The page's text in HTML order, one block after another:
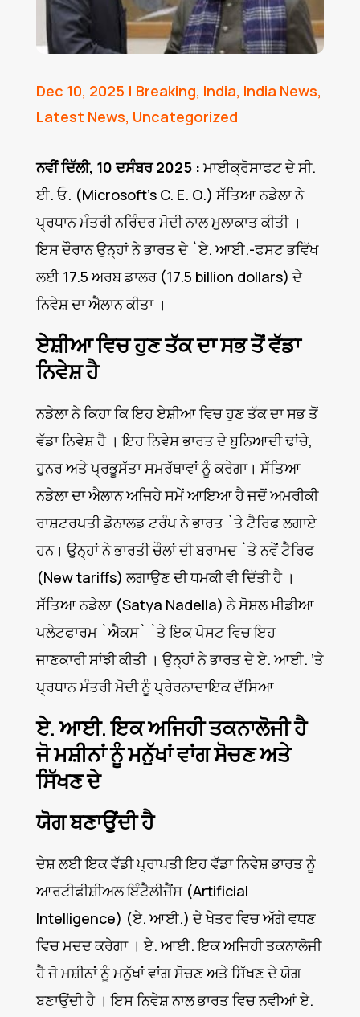
Dec 10, 2025 | Breaking, India, India News,
Latest News, Uncategorized
ਨਵੀਂ ਦਿੱਲੀ, 10 ਦਸੰਬਰ 2025 : ਮਾਈਕ੍ਰੋਸਾਫਟ ਦੇ ਸੀ.
ਈ. ਓ. (Microsoft’s C. E. O.) ਸੱਤਿਆ ਨਡੇਲਾ ਨੇ
ਪ੍ਰਧਾਨ ਮੰਤਰੀ ਨਰਿੰਦਰ ਮੋਦੀ ਨਾਲ ਮੁਲਾਕਾਤ ਕੀਤੀ ।
ਇਸ ਦੌਰਾਨ ਉਨ੍ਹਾਂ ਨੇ ਭਾਰਤ ਦੇ `ਏ. ਆਈ.-ਫਸਟ ਭਵਿੱਖ
ਲਈ 17.5 ਅਰਬ ਡਾਲਰ (17.5 billion dollars) ਦੇ
ਨਿਵੇਸ਼ ਦਾ ਐਲਾਨ ਕੀਤਾ ।
ਏਸ਼ੀਆ ਵਿਚ ਹੁਣ ਤੱਕ ਦਾ ਸਭ ਤੋਂ ਵੱਡਾ
ਨਿਵੇਸ਼ ਹੈ
ਨਡੇਲਾ ਨੇ ਕਿਹਾ ਕਿ ਇਹ ਏਸ਼ੀਆ ਵਿਚ ਹੁਣ ਤੱਕ ਦਾ ਸਭ ਤੋਂ
ਵੱਡਾ ਨਿਵੇਸ਼ ਹੈ । ਇਹ ਨਿਵੇਸ਼ ਭਾਰਤ ਦੇ ਬੁਨਿਆਦੀ ਢਾਂਚੇ,
ਹੁਨਰ ਅਤੇ ਪ੍ਰਭੂਸੱਤਾ ਸਮਰੱਥਾਵਾਂ ਨੂੰ ਕਰੇਗਾ। ਸੱਤਿਆ
ਨਡੇਲਾ ਦਾ ਐਲਾਨ ਅਜਿਹੇ ਸਮੇਂ ਆਇਆ ਹੈ ਜਦੋਂ ਅਮਰੀਕੀ
ਰਾਸ਼ਟਰਪਤੀ ਡੋਨਾਲਡ ਟਰੰਪ ਨੇ ਭਾਰਤ `ਤੇ ਟੈਰਿਫ ਲਗਾਏ
ਹਨ। ਉਨ੍ਹਾਂ ਨੇ ਭਾਰਤੀ ਚੌਲਾਂ ਦੀ ਬਰਾਮਦ `ਤੇ ਨਵੇਂ ਟੈਰਿਫ
(New tariffs) ਲਗਾਉਣ ਦੀ ਧਮਕੀ ਵੀ ਦਿੱਤੀ ਹੈ ।
ਸੱਤਿਆ ਨਡੇਲਾ (Satya Nadella) ਨੇ ਸੋਸ਼ਲ ਮੀਡੀਆ
ਪਲੇਟਫਾਰਮ `ਐਕਸ` `ਤੇ ਇਕ ਪੋਸਟ ਵਿਚ ਇਹ
ਜਾਣਕਾਰੀ ਸਾਂਝੀ ਕੀਤੀ । ਉਨ੍ਹਾਂ ਨੇ ਭਾਰਤ ਦੇ ਏ. ਆਈ. ’ਤੇ
ਪ੍ਰਧਾਨ ਮੰਤਰੀ ਮੋਦੀ ਨੂੰ ਪ੍ਰੇਰਨਾਦਾਇਕ ਦੱਸਿਆ
ਏ. ਆਈ. ਇਕ ਅਜਿਹੀ ਤਕਨਾਲੋਜੀ ਹੈ
ਜੋ ਮਸ਼ੀਨਾਂ ਨੂੰ ਮਨੁੱਖਾਂ ਵਾਂਗ ਸੋਚਣ ਅਤੇ
ਸਿੱਖਣ ਦੇ
ਯੋਗ ਬਣਾਉਂਦੀ ਹੈ
ਦੇਸ਼ ਲਈ ਇਕ ਵੱਡੀ ਪ੍ਰਾਪਤੀ ਇਹ ਵੱਡਾ ਨਿਵੇਸ਼ ਭਾਰਤ ਨੂੰ
ਆਰਟੀਫੀਸ਼ੀਅਲ ਇੰਟੈਲੀਜੈਂਸ (Artificial
Intelligence) (ਏ. ਆਈ.) ਦੇ ਖੇਤਰ ਵਿਚ ਅੱਗੇ ਵਧਣ
ਵਿਚ ਮਦਦ ਕਰੇਗਾ । ਏ. ਆਈ. ਇਕ ਅਜਿਹੀ ਤਕਨਾਲੋਜੀ
ਹੈ ਜੋ ਮਸ਼ੀਨਾਂ ਨੂੰ ਮਨੁੱਖਾਂ ਵਾਂਗ ਸੋਚਣ ਅਤੇ ਸਿੱਖਣ ਦੇ ਯੋਗ
ਬਣਾਉਂਦੀ ਹੈ । ਇਸ ਨਿਵੇਸ਼ ਨਾਲ ਭਾਰਤ ਵਿਚ ਨਵੀਆਂ ਏ.